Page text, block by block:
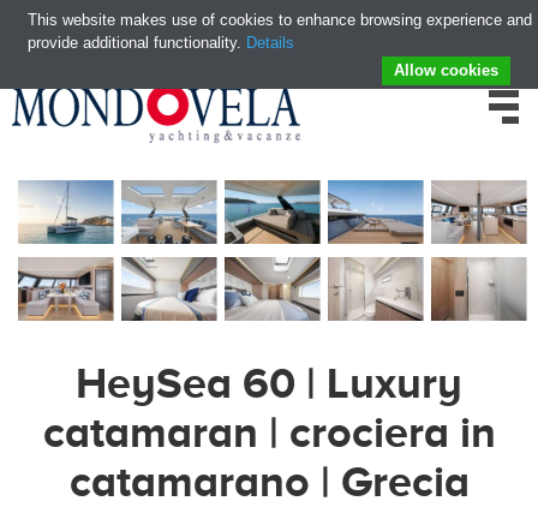
HeySea 60 | Luxury
catamaran | crociera in
catamarano | Grecia
This website makes use of cookies to enhance browsing experience and
provide additional functionality. Details
Allow cookies